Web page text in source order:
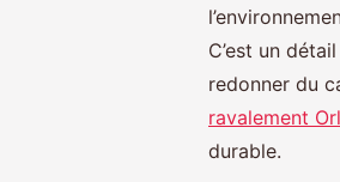
C’est un
redonner du
ravalement
durable.